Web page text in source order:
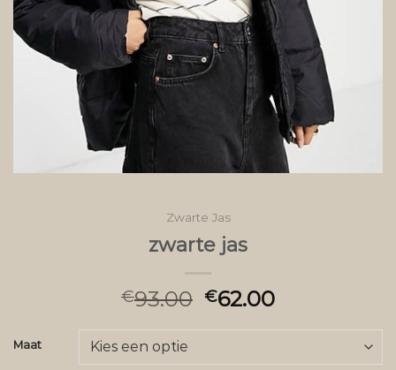
Zwarte Jas
zwarte jas
€93.00 €62.00
Maat